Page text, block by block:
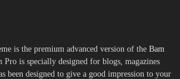
is the premium advanced version of the Bam
Pro is specially designed for blogs, magazines
been designed to give a good impression to your